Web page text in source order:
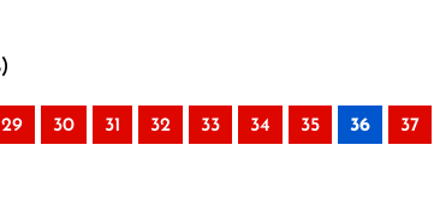
29 30 31 32 33 34 35 36 37